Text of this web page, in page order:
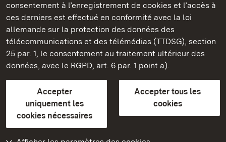
consentement à l’enregistrement de cookies et l’accès à
ces derniers est effectué en conformité avec la loi
allemande sur la protection des données des
télécommunications et des télémédias (TTDSG), section
25 par. 1, le consentement au traitement ultérieur des
données, avec le RGPD, art. 6 par. 1 point a).
Accepter
uniquement les
cookies nécessaires
Accepter tous les
cookies
Châteaux et jardins publics du Bade-Wurtemberg
ContactFAQ et réponsesMentions légales
Protection des données
Explications sur l’accessibilité
BITV-konform (geprüfte Seiten)
plus loin
Accueil
Monuments